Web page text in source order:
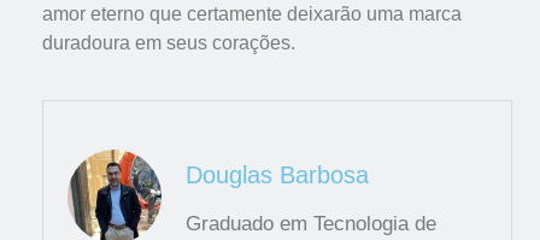
amor eterno que certamente deixarão uma marca
duradoura em seus corações.
Douglas Barbosa
Graduado em Tecnologia de